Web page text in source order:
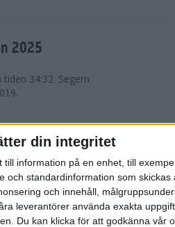
din integritet
information på en enhet, till
och standardinformation som skickas
och innehåll,
leverantörer använda exakta
Du kan klicka för att godkänna vår
2025
34:32. Segern
adidas
avgjordes i
lite vind. Totalt